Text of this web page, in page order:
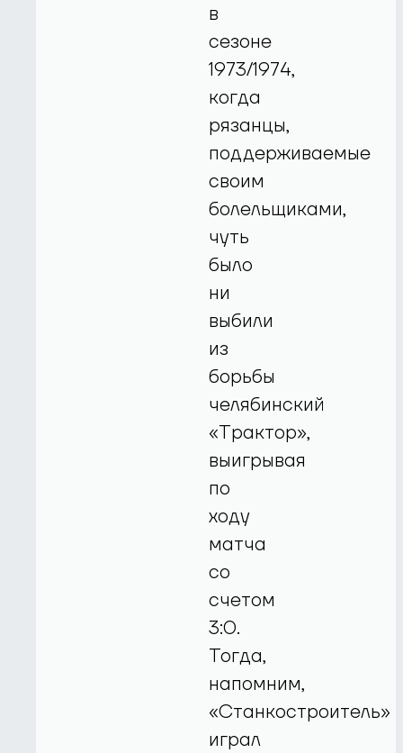
в
сезоне
1973/1974,
когда
рязанцы,
поддерживаемые
своим
болельщиками,
чуть
было
ни
выбили
из
борьбы
челябинский
«Трактор»,
выигрывая
по
ходу
матча
со
счетом
3:0.
Тогда,
напомним,
«Станкостроитель»
играл